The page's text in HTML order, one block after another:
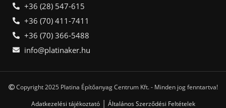
+36 (28) 547-615
+36 (70) 411-7411
+36 (70) 366-5488
info@platinaker.hu
Copyright 2025 Platina Építőanyag Centrum Kft. - Minden jog fenntartva!
Adatkezelési tájékoztató| Általános Szerződési Feltételek